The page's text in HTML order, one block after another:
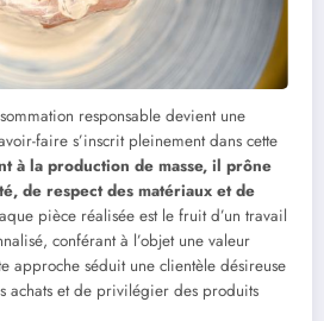
responsable devient une
faire s’inscrit pleinement dans cette
à la production de masse, il prône
de respect des matériaux et de
pièce réalisée est le fruit d’un travail
conférant à l’objet une valeur
approche séduit une clientèle désireuse
achats et de privilégier des produits